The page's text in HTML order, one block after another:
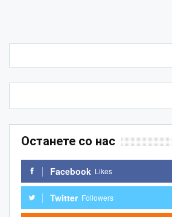
Останете со нас
Facebook Likes
Twitter Followers